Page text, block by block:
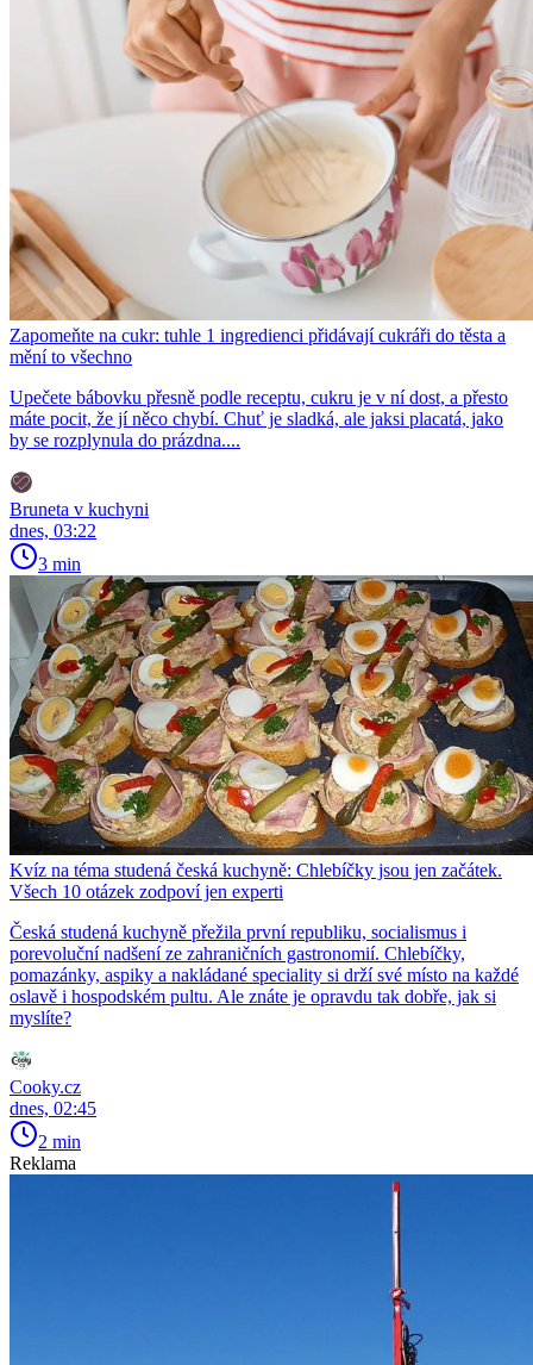
Zapomeňte na cukr: tuhle 1 ingredienci přidávají cukráři do těsta a
mění to všechno
Upečete bábovku přesně podle receptu, cukru je v ní dost, a přesto
máte pocit, že jí něco chybí. Chuť je sladká, ale jaksi placatá, jako
by se rozplynula do prázdna....
Bruneta v kuchyni
dnes, 03:22
3 min
Kvíz na téma studená česká kuchyně: Chlebíčky jsou jen začátek.
Všech 10 otázek zodpoví jen experti
Česká studená kuchyně přežila první republiku, socialismus i
porevoluční nadšení ze zahraničních gastronomií. Chlebíčky,
pomazánky, aspiky a nakládané speciality si drží své místo na každé
oslavě i hospodském pultu. Ale znáte je opravdu tak dobře, jak si
myslíte?
Cooky.cz
dnes, 02:45
2 min
Reklama